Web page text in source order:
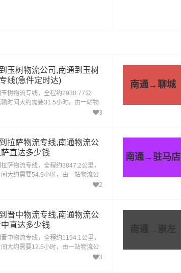
玉树物流公司,南通到玉树
线(急件定时达)
玉树物流专线，全程约2938.77公
输时间大约需要31.5小时，由一站物
供直达不中转定时达运输服务，可
供高效、便捷、可靠的货运解决方
只需一个电话其他交给我们。
3
南通→聊城
拉萨物流专线,南通物流公
直达多少钱
萨物流专线，全程约3847.2公里，
大约需要54.9小时，由一站物流公
达不中转定时达运输服务，可送货
厂、贸易商以及个人提供高效、便
的货运解决方案。您只需一个电话
给我们。
2
南通→驻马店
晋中物流专线,南通物流公
直达多少钱
中物流专线，全程约1194.1公里，
大约需要12.5小时，由一站物流公
达不中转定时达运输服务，可送货3
南通→崇左